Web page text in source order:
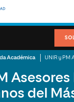
Académica
del